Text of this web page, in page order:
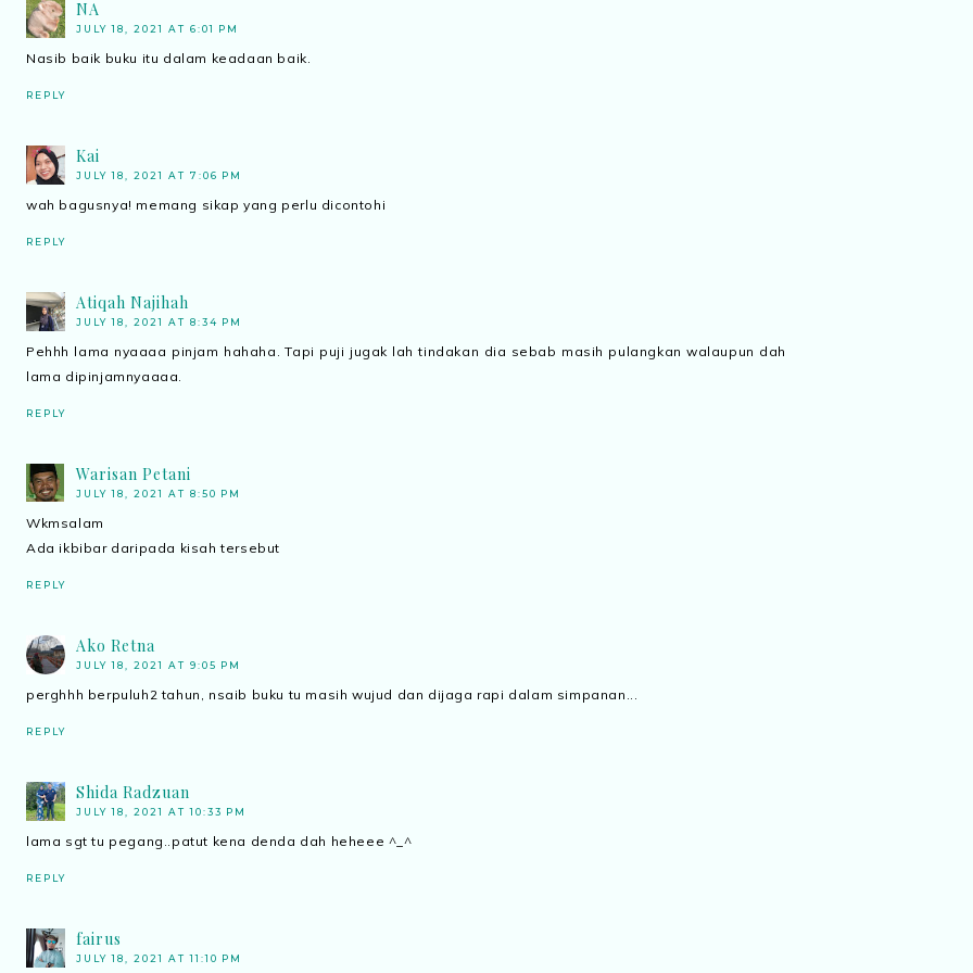
NA
JULY 18, 2021 AT 6:01 PM
Nasib baik buku itu dalam keadaan baik.
REPLY
Kai
JULY 18, 2021 AT 7:06 PM
wah bagusnya! memang sikap yang perlu dicontohi
REPLY
Atiqah Najihah
JULY 18, 2021 AT 8:34 PM
Pehhh lama nyaaaa pinjam hahaha. Tapi puji jugak lah tindakan dia sebab masih pulangkan walaupun dah
lama dipinjamnyaaaa.
REPLY
Warisan Petani
JULY 18, 2021 AT 8:50 PM
Wkmsalam
Ada ikbibar daripada kisah tersebut
REPLY
Ako Retna
JULY 18, 2021 AT 9:05 PM
perghhh berpuluh2 tahun, nsaib buku tu masih wujud dan dijaga rapi dalam simpanan...
REPLY
Shida Radzuan
JULY 18, 2021 AT 10:33 PM
lama sgt tu pegang..patut kena denda dah heheee ^_^
REPLY
fairus
JULY 18, 2021 AT 11:10 PM